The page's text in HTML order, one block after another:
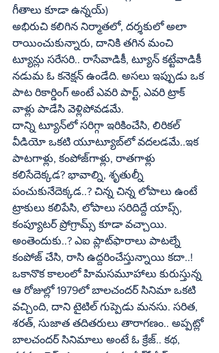
గీతాలు కూడా ఉన్నయ్‌)
అభిరుచి కలిగిన నిర్మాతలో, దర్శకులో అలా
రాయించుకున్నారు, దానికి తగిన మంచి
ట్యూన్లు సరేసరి.. రాసేవాడికీ, ట్యూన్‌ కట్టేవాడికీ
నడుమ ఓ కనెక్షన్‌ ఉండేది. అసలు ఇప్పుడు ఒక
పాట రికార్డింగ్‌ అంటే ఎవరి పార్ట్‌, ఎవరి ట్రాక్‌
వాళ్లు పాడేసి వెళ్లిపోవడమే.
దాన్ని ట్యూన్‌లో సరిగ్గా ఇరికించేసి, లిరికల్‌
వీడియో ఒకటి యూట్యూబ్‌లో వదలడమే..ఇక
పాటగాళ్లు, కంపోజ్‌గాళ్లు, రాతగాళ్లు
కలిసేదెక్కడ? భావాల్ని, శృతుల్నీ
పంచుకునేదెక్కడ..? చిన్న చిన్న లోపాలు ఉంటే
ట్రాకులు కలిపేసి, లోపాలు సరిదిద్దే యాప్స్‌,
కంప్యూటర్‌ ప్రోగ్రామ్స్‌ కూడా వచ్చాయి.
అంతెందుకు..? ఎఐ ప్లాట్‌ఫారాలు పాటల్నే
కంపోజ్‌ చేసి, రాసి ఉద్దరించేస్తున్నాయి కదా..!
ఒకానొక కాలంలో హిమసమూహాలు కురుస్తున్న
ఆ రోజుల్లో 1979లో బాలచందర్‌ సినిమా ఒకటి
వచ్చింది, దాని టైటిల్‌ గుప్పెడు మనసు. సరిత,
శరత్‌, సుజాత తదితరులు తారాగణం.. అప్పట్లో
బాలచందర్‌ సినిమాలు అంటే ఓ క్రేజ్‌.. కథ,